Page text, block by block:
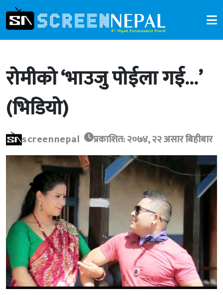
रोमीको ‘भाउजु पोईला गई…’
(भिडियो)
screennepal प्रकाशित: २०७४, २२ असार बिहीबार